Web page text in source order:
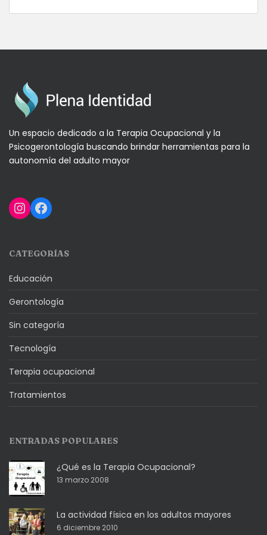
Un espacio dedicado a la Terapia Ocupacional y la
Psicogerontología buscando brindar herramientas para la
autonomía del adulto mayor
Instagram
Facebook
CATEGORÍAS
Educación
Gerontología
Sin categoría
Tecnología
Terapia ocupacional
Tratamientos
ENTRADAS POPULARES
¿Qué es la Terapia Ocupacional?
13 marzo 2008
La actividad física en los adultos mayores
6 diciembre 2010